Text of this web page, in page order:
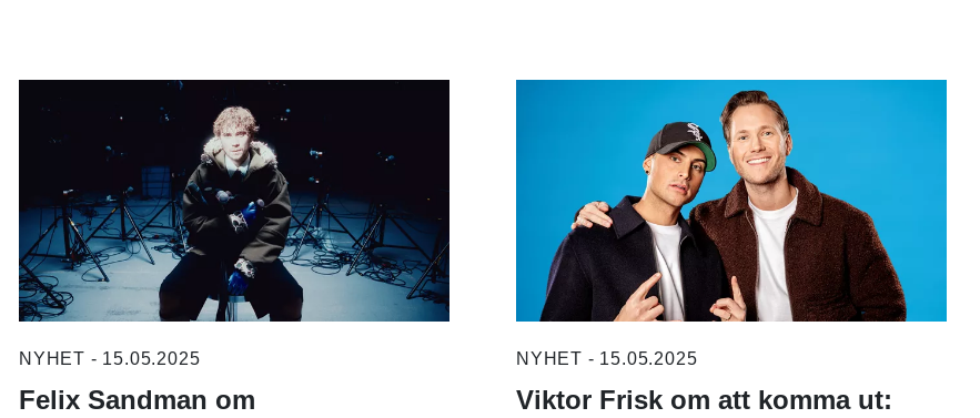
NYHET - 15.05.2025
Felix Sandman om
NYHET - 15.05.2025
Viktor Frisk om att komma ut: